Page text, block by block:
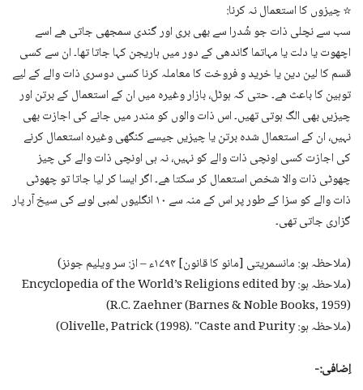
☆ چیزوں کا استعمال نہ کرنا:
سب سے نچلی ذات جو شُدرا سے بھی بری اور گندی سمجھی جاتی ھے اسے
اچھوت یا دلت یا مہاتما گاندھی کے دور میں ہاریجن کہا جاتا تھا۔ ان سے کسی
قسم کا لین دین یا خرید و فروخت کا معاملہ کرنا کسی دوسری ذات والے کے لیے
توہین کا باعث ھے۔ حتی کہ ہوٹل، بازار وغیرہ میں ان کے استعمال کے برتن اور
چیزیں بھی الگ ہوتی تھیں۔ اس ذات والوں کو مندر میں جانے کی اجازت بھی
نہیں، ان کے استعمال شدہ برتن یا چیزیں جیسے کنگھی وغیرہ استعمال کرنے
کی اجازت کسی اونچی ذات والے کو نہیں، نہ ہی اونچی ذات والے کی چیز
چھوٹی ذات والا شخص استعمال کر سکتا ھے۔ اگر ایسا کر لیا جاتا تو چھوٹی
ذات والے کو سزا کے طور پر اس کے منہ سے ۱۰ انگلیوں لمبی لوہے کی سیخ آر پار
گزاری جاتی تھی۔
(ملاحظہ ہو: مانسمریتی [مانو کا قانون] ۱۷۹۴ء – از: سر ویلیم جونز)
(ملاحظہ ہو: Encyclopedia of the World’s Religions edited by
R.C. Zaehner (Barnes & Noble Books, 1959))
(ملاحظہ ہو: Olivelle, Patrick (1998). "Caste and Purity)
اِضافی:-